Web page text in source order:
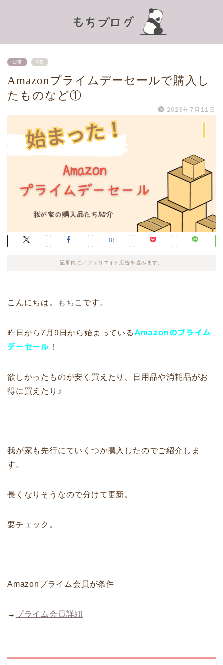
日常 PR
Amazonプライムデーセールで購入し
たものなど①
2023年7月11日
記事内にアフェリエイト広告を含みます。
こんにちは。 もちこ です。
昨日から7月9日から始まっている Amazonのプライム
デーセール ！
欲しかったものが安く買えたり、日用品や消耗品がお
得に買えたり♪
我が家も先行にていくつか購入したのでご紹介しま
す。
長くなりそうなので分けて更新。
要チェック。
Amazonプライム会員が条件
→ プライム会員詳細